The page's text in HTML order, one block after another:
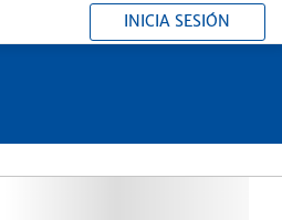
INICIA SESIÓN